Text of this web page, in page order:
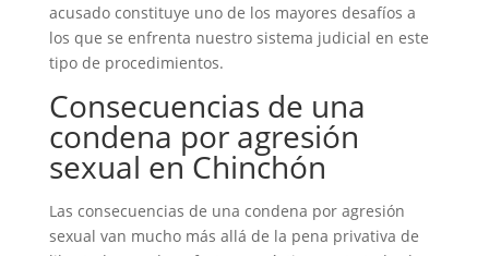
acusado constituye uno de los mayores desafíos a
los que se enfrenta nuestro sistema judicial en este
tipo de procedimientos.
Consecuencias de una
condena por agresión
sexual en Chinchón
Las consecuencias de una condena por agresión
sexual van mucho más allá de la pena privativa de